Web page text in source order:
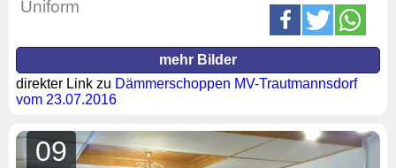
Uniform
mehr Bilder
direkter Link zu Dämmerschoppen MV-Trautmannsdorf
vom 23.07.2016
09